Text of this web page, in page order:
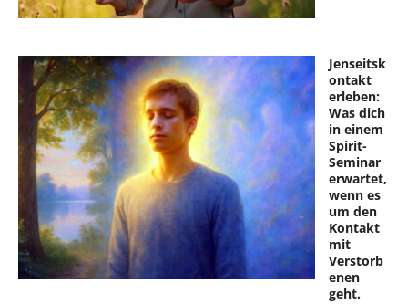
Jenseitsk
ontakt
erleben:
Was dich
in einem
Spirit-
Seminar
erwartet,
wenn es
um den
Kontakt
mit
Verstorb
enen
geht.